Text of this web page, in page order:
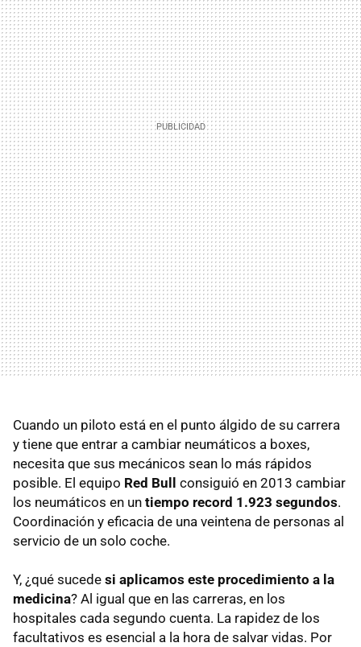
Cuando un piloto está en el punto álgido de su carrera
y tiene que entrar a cambiar neumáticos a boxes,
necesita que sus mecánicos sean lo más rápidos
posible. El equipo Red Bull consiguió en 2013 cambiar
los neumáticos en un tiempo record 1.923 segundos.
Coordinación y eficacia de una veintena de personas al
servicio de un solo coche.
Y, ¿qué sucede si aplicamos este procedimiento a la
medicina? Al igual que en las carreras, en los
hospitales cada segundo cuenta. La rapidez de los
facultativos es esencial a la hora de salvar vidas. Por